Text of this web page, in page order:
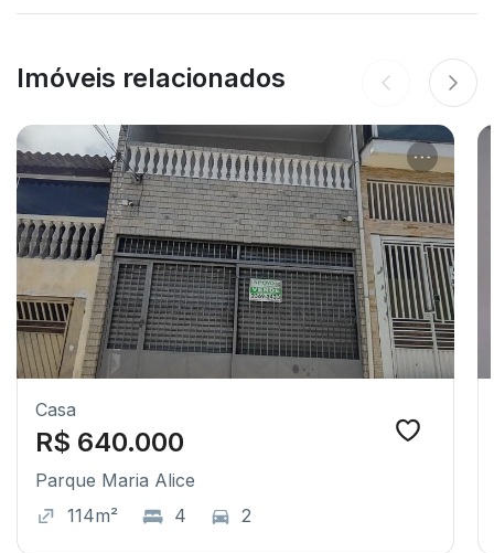
Imóveis relacionados
Casa
R$ 640.000
Parque Maria Alice
114m²
4 2